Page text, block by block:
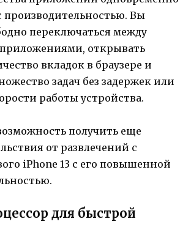
производительностью. Вы
переключаться между
открывать
вкладок в браузере и
задач без задержек или
работы устройства.
получить еще
от развлечений с
iPhone 13 с его повышенной
для быстрой